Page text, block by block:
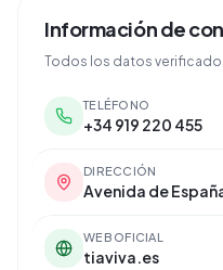
Información de
Todos los datos
TELÉFONO
+34 919 220 455
DIRECCIÓN
Avenida de
WEB OFICIAL
tiaviva.es